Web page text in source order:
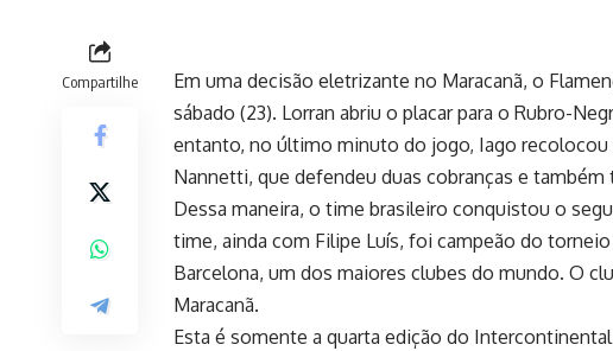
Compartilhe
Em uma decisão eletrizante no Maracanã, o
sábado (23). Lorran abriu o placar para o Rubro-
entanto, no último minuto do jogo, Iago
Nannetti, que defendeu duas cobranças e
Dessa maneira, o time brasileiro conquistou o
time, ainda com Filipe Luís, foi campeão do
Barcelona, um dos maiores clubes do mundo. O
Maracanã.
Esta é somente a quarta edição do